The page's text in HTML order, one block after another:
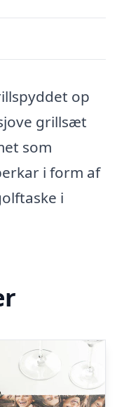
op
grillsæt
som
i form af
i